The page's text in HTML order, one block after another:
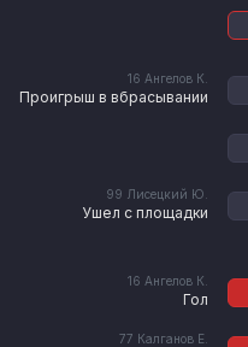
16 Ангелов К.
Проигрыш в вбрасывании
99 Лисецкий Ю.
Ушел с площадки
16 Ангелов К.
Гол
77 Калганов Е.